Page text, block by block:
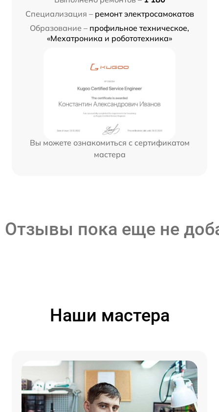
Специализация – ремонт электросамокатов
Образование – профильное техническое,
«Мехатроника и робототехника»
Вы можете ознакомиться с сертификатом
мастера
Отзывы пока еще не
Наши мастера